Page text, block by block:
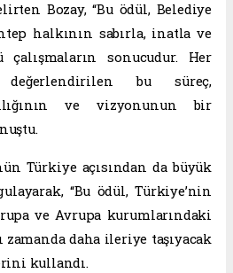
Bozay, “Bu ödül, Belediye
halkının sabırla, inatla ve
sonucudur. Her
değerlendirilen bu süreç,
ve vizyonunun bir
Türkiye açısından da büyük
“Bu ödül, Türkiye’nin
ve Avrupa kurumlarındaki
daha ileriye taşıyacak
kullandı.